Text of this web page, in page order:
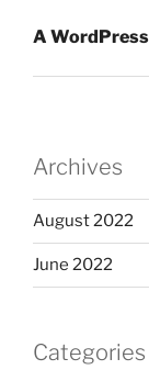
A
Archives
August 2022
June 2022
Categories